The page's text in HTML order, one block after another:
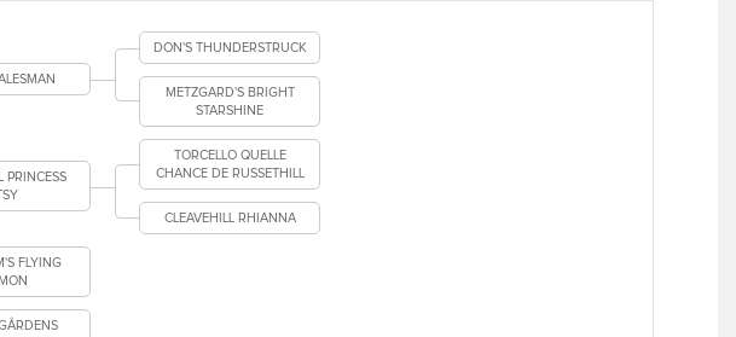
DON'S THUNDERSTRUCK
METZGARD'S BRIGHT
STARSHINE
PRINCESS
TORCELLO QUELLE
CHANCE DE RUSSETHILL
CLEAVEHILL RHIANNA
FLYING